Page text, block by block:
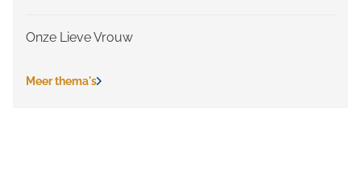
Onze Lieve Vrouw
Meer thema's